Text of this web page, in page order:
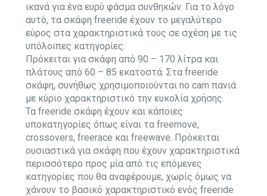
ικανά για ένα ευρύ φάσμα συνθηκών. Για το λόγο
αυτό, τα σκάφη freeride έχουν το μεγαλύτερο
εύρος στα χαρακτηριστικά τους σε σχέση με τις
υπόλοιπες κατηγορίες.
Πρόκειται για σκάφη από 90 – 170 λίτρα και
πλάτους από 60 – 85 εκατοστά. Στα freeride
σκάφη, συνήθως χρησιμοποιούνται no cam πανιά
με κύριο χαρακτηριστικό την ευκολία χρήσης.
Τα freeride σκάφη έχουν και κάποιες
υποκατηγορίες όπως είναι τα freemove,
crossovers, freerace και freewave. Πρόκειται
ουσιαστικά για σκάφη που έχουν χαρακτηριστικά
περισσότερο προς μία από τις επόμενες
κατηγορίες που θα αναφέρουμε, χωρίς όμως να
χάνουν το βασικό χαρακτηριστικό ενός freeride